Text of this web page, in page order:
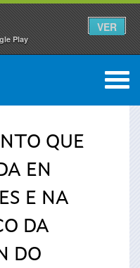
Play
VER
0
QUE
EN
E NA
DA
DO